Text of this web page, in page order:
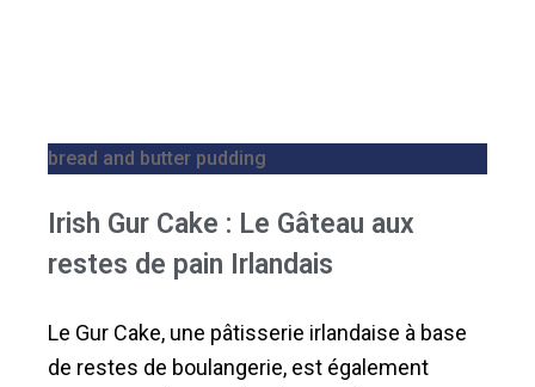
bread and butter pudding
Irish Gur Cake : Le Gâteau aux
restes de pain Irlandais
Le Gur Cake, une pâtisserie irlandaise à base
de restes de boulangerie, est également